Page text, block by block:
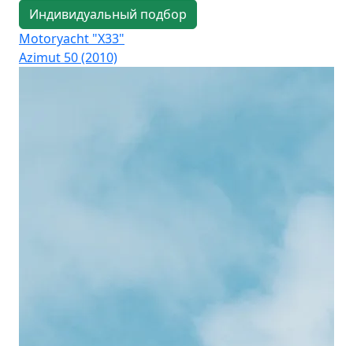
Индивидуальный подбор
Motoryacht "X33"
Azimut 50 (2010)